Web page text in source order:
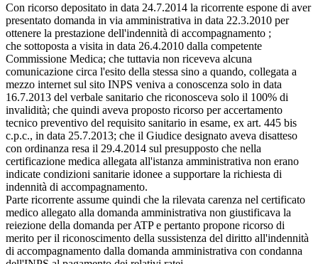
Con ricorso depositato in data 24.7.2014 la ricorrente espone di aver
presentato domanda in via amministrativa in data 22.3.2010 per
ottenere la prestazione dell'indennità di accompagnamento ;
che sottoposta a visita in data 26.4.2010 dalla competente
Commissione Medica; che tuttavia non riceveva alcuna
comunicazione circa l'esito della stessa sino a quando, collegata a
mezzo internet sul sito INPS veniva a conoscenza solo in data
16.7.2013 del verbale sanitario che riconosceva solo il 100% di
invalidità; che quindi aveva proposto ricorso per accertamento
tecnico preventivo del requisito sanitario in esame, ex art. 445 bis
c.p.c., in data 25.7.2013; che il Giudice designato aveva disatteso
con ordinanza resa il 29.4.2014 sul presupposto che nella
certificazione medica allegata all'istanza amministrativa non erano
indicate condizioni sanitarie idonee a supportare la richiesta di
indennità di accompagnamento.
Parte ricorrente assume quindi che la rilevata carenza nel certificato
medico allegato alla domanda amministrativa non giustificava la
reiezione della domanda per ATP e pertanto propone ricorso di
merito per il riconoscimento della sussistenza del diritto all'indennità
di accompagnamento dalla domanda amministrativa con condanna